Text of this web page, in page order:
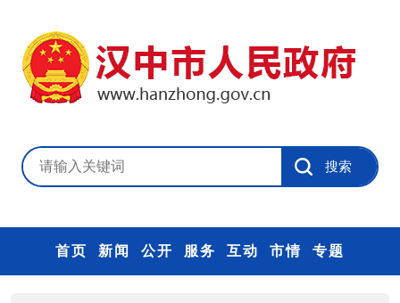
首页 新闻 公开 服务 互动 市情 专题